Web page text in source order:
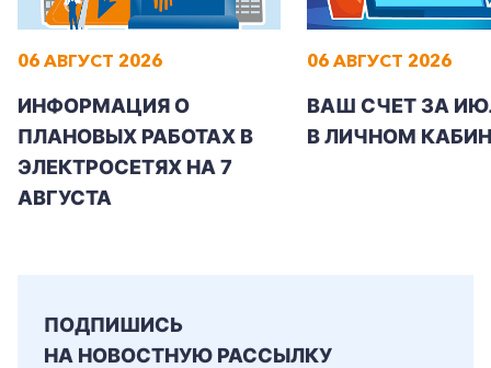
+7-800-700-24-57
Заказать обратный звонок
06 АВГУСТ 2026
ИНФОРМАЦИЯ О
ПЛАНОВЫХ РАБОТАХ В
ЭЛЕКТРОСЕТЯХ НА 7
АВГУСТА
06 АВГУСТ 2026
ВАШ СЧЕТ ЗА
В ЛИЧНОМ
ПОДПИШИСЬ
НА НОВОСТНУЮ РАССЫЛКУ